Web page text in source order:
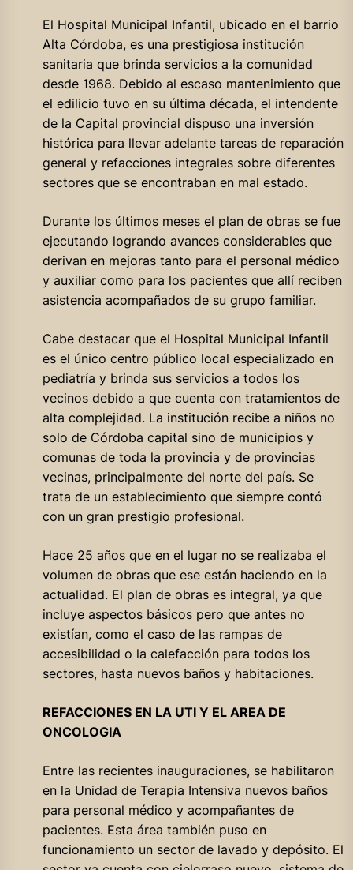
El Hospital Municipal Infantil, ubicado en el barrio
Alta Córdoba, es una prestigiosa institución
sanitaria que brinda servicios a la comunidad
desde 1968. Debido al escaso mantenimiento que
el edilicio tuvo en su última década, el intendente
de la Capital provincial dispuso una inversión
histórica para llevar adelante tareas de reparación
general y refacciones integrales sobre diferentes
sectores que se encontraban en mal estado.
Durante los últimos meses el plan de obras se fue
ejecutando logrando avances considerables que
derivan en mejoras tanto para el personal médico
y auxiliar como para los pacientes que allí reciben
asistencia acompañados de su grupo familiar.
Cabe destacar que el Hospital Municipal Infantil
es el único centro público local especializado en
pediatría y brinda sus servicios a todos los
vecinos debido a que cuenta con tratamientos de
alta complejidad. La institución recibe a niños no
solo de Córdoba capital sino de municipios y
comunas de toda la provincia y de provincias
vecinas, principalmente del norte del país. Se
trata de un establecimiento que siempre contó
con un gran prestigio profesional.
Hace 25 años que en el lugar no se realizaba el
volumen de obras que ese están haciendo en la
actualidad. El plan de obras es integral, ya que
incluye aspectos básicos pero que antes no
existían, como el caso de las rampas de
accesibilidad o la calefacción para todos los
sectores, hasta nuevos baños y habitaciones.
REFACCIONES EN LA UTI Y EL AREA DE
ONCOLOGIA
Entre las recientes inauguraciones, se habilitaron
en la Unidad de Terapia Intensiva nuevos baños
para personal médico y acompañantes de
pacientes. Esta área también puso en
funcionamiento un sector de lavado y depósito. El